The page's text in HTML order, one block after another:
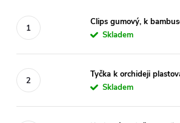
Clips gumový, k
Skladem
Tyčka k orchideji
Skladem